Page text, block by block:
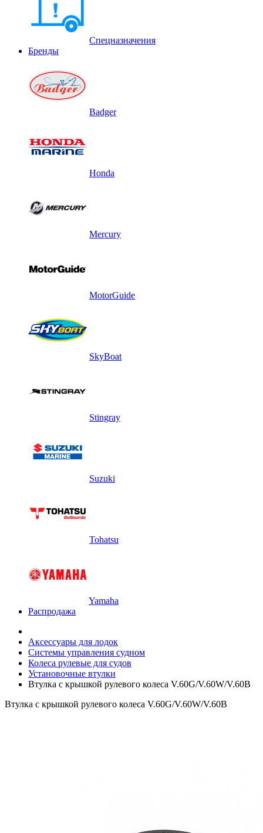
Спецназначения
Бренды
Badger
Honda
Mercury
MotorGuide
SkyBoat
Stingray
Suzuki
Tohatsu
Yamaha
Распродажа
Аксессуары для лодок
Системы управления судном
Колеса рулевые для судов
Установочные втулки
Втулка с крышкой рулевого колеса V.60G/V.60W/V.60B
Втулка с крышкой рулевого колеса V.60G/V.60W/V.60B